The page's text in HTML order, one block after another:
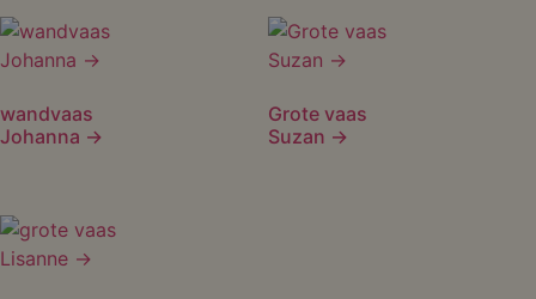
wandvaas
Johanna →
Grote vaas
Suzan →